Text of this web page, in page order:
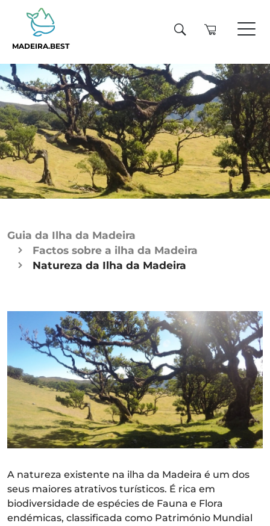
MADEIRA.BEST
Guia da Ilha da Madeira
Factos sobre a ilha da Madeira
Natureza da Ilha da Madeira
A natureza existente na ilha da Madeira é um dos
seus maiores atrativos turísticos. É rica em
biodiversidade de espécies de Fauna e Flora
endémicas, classificada como Património Mundial